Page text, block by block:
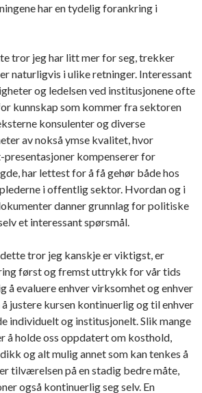
har en tydelig forankring i
tror jeg har litt mer for seg, trekker
naturligvis i ulike retninger. Interessant
og ledelsen ved institusjonene ofte
kunnskap som kommer fra sektoren
konsulenter og diverse
av nokså ymse kvalitet, hvor
kompenserer for
har lettest for å få gehør både hos
i offentlig sektor. Hvordan og i
danner grunnlag for politiske
et interessant spørsmål.
tror jeg kanskje er viktigst, er
først og fremst uttrykk for vår tids
å evaluere enhver virksomhet og enhver
justere kursen kontinuerlig og til enhver
individuelt og institusjonelt. Slik mange
å holde oss oppdatert om kosthold,
og alt mulig annet som kan tenkes å
tilværelsen på en stadig bedre måte,
også kontinuerlig seg selv. En